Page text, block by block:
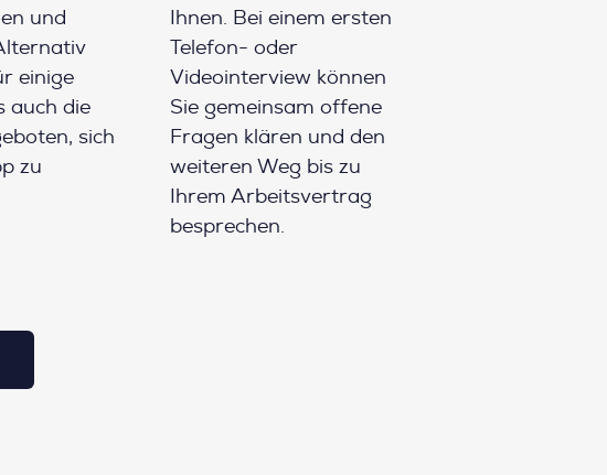
und
einige
auch die
sich
zu
Ihnen. Bei einem ersten
Telefon- oder
Videointerview können
Sie gemeinsam offene
Fragen klären und den
weiteren Weg bis zu
Ihrem Arbeitsvertrag
besprechen.